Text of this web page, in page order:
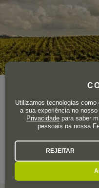
40 ha.
Entre trulli, bosques de
encontra-se esta adega
três gerações, elabora
segredos e a tradição de
Utilizamos tecnologias
a sua experiência no
Privacidade para saber
pessoais na nossa
REJEITAR